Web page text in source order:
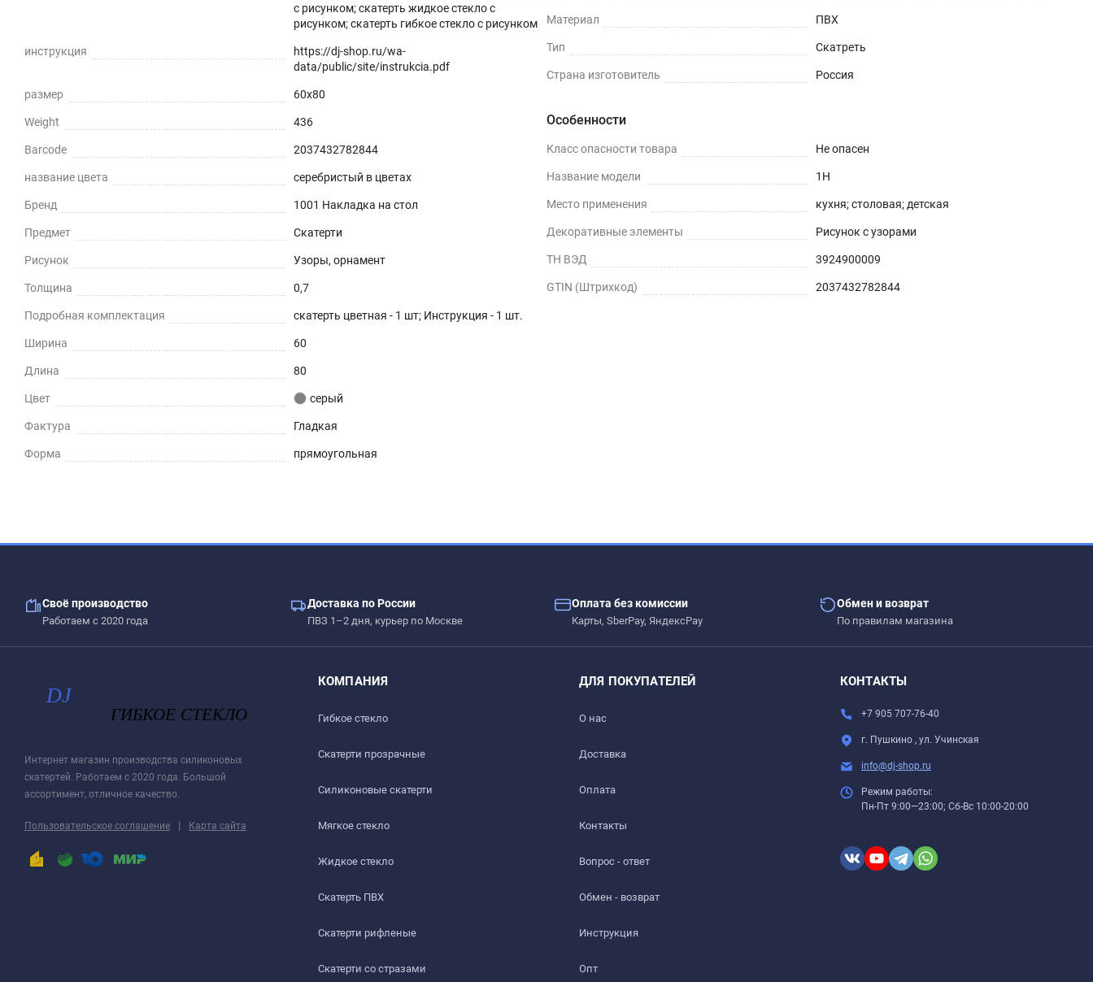
с рисунком; скатерть жидкое стекло с
рисунком; скатерть гибкое стекло с рисунком
инструкция
https://dj-shop.ru/wa-
data/public/site/instrukcia.pdf
размер 60x80
Weight 436
Barcode 2037432782844
название цвета серебристый в цветах
Бренд 1001 Накладка на стол
Предмет Скатерти
Рисунок Узоры, орнамент
Толщина 0,7
Подробная комплектация скатерть цветная - 1 шт; Инструкция - 1 шт.
Ширина 60
Длина 80
Цвет серый
Фактура Гладкая
Форма прямоугольная
Материал ПВХ
Тип Скатреть
Страна изготовитель Россия
Особенности
Класс опасности товара Не опасен
Название модели 1H
Место применения кухня; столовая; детская
Декоративные элементы Рисунок с узорами
ТН ВЭД 3924900009
GTIN (Штрихкод) 2037432782844
Своё производство
Работаем с 2020 года
Доставка по России
ПВЗ 1–2 дня, курьер по Москве
Оплата без комиссии
Карты, SberPay, ЯндексPay
Обмен и возврат
По правилам магазина
Интернет магазин производства силиконовых
скатертей. Работаем с 2020 года. Большой
ассортимент, отличное качество.
Пользовательское соглашение | Карта сайта
КОМПАНИЯ
Гибкое стекло
Скатерти прозрачные
Силиконовые скатерти
Мягкое стекло
Жидкое стекло
Скатерть ПВХ
Скатерти рифленые
Скатерти со стразами
ДЛЯ ПОКУПАТЕЛЕЙ
О нас
Доставка​
Оплата
Контакты
Вопрос - ответ
Обмен - возврат
Инструкция
Опт
КОНТАКТЫ
+7 905 707-76-40
г. Пушкино , ул. Учинская
info@dj-shop.ru
Режим работы:
Пн-Пт 9:00—23:00; Сб-Вс 10:00-20:00